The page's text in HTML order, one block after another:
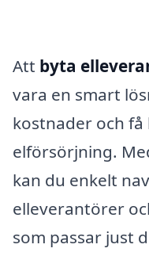
Att byta
vara en smart
kostnader och
elförsörjning.
kan du enkelt
elleverantörer
som passar just